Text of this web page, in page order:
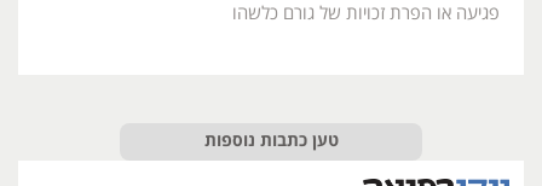
פגיעה או הפרת זכויות של גורם כלשהו
טען כתבות נוספות